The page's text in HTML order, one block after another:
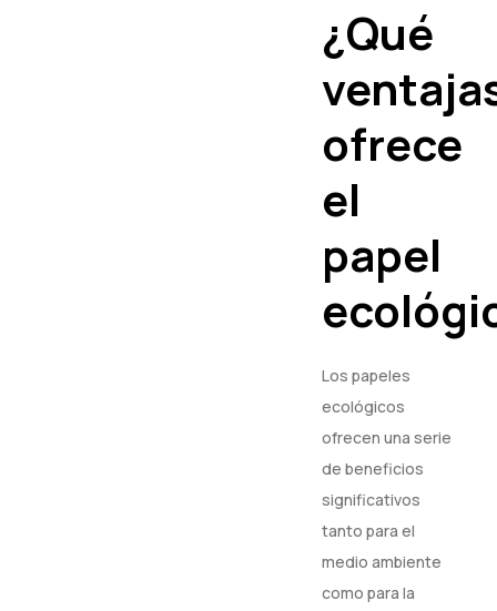
¿Qué
ofrece
el
papel
Los papeles
ecológicos
ofrecen una serie
de beneficios
significativos
tanto para el
medio ambiente
como para la